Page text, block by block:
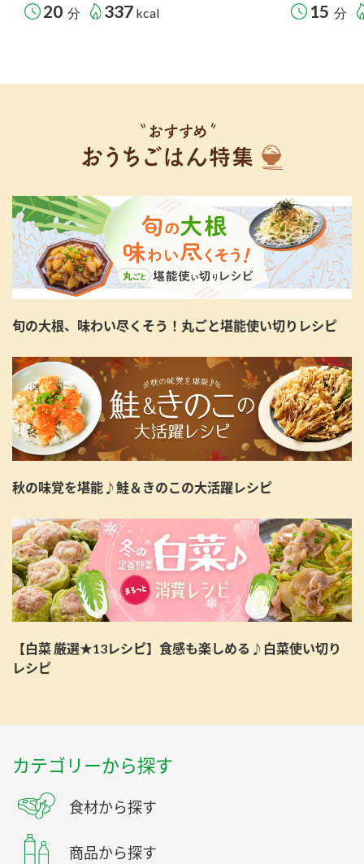
20 分 337 kcal 15 分
旬の大根、味わい尽くそう！丸ごと堪能使い切りレシピ
秋の味覚を堪能♪鮭＆きのこの大活躍レシピ
【白菜 厳選★13レシピ】食感も楽しめる♪白菜使い切り
レシピ
カテゴリーから探す
食材から探す
商品から探す